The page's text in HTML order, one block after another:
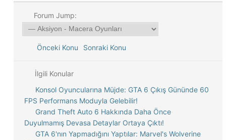
Forum Jump:
Önceki Konu Sonraki Konu
İlgili Konular
Konsol Oyuncularına Müjde: GTA 6 Çıkış Gününde 60
FPS Performans Moduyla Gelebilir!
Grand Theft Auto 6 Hakkında Daha Önce
Duyulmamış Devasa Detaylar Ortaya Çıktı!
GTA 6'nın Yapmadığını Yaptılar: Marvel's Wolverine